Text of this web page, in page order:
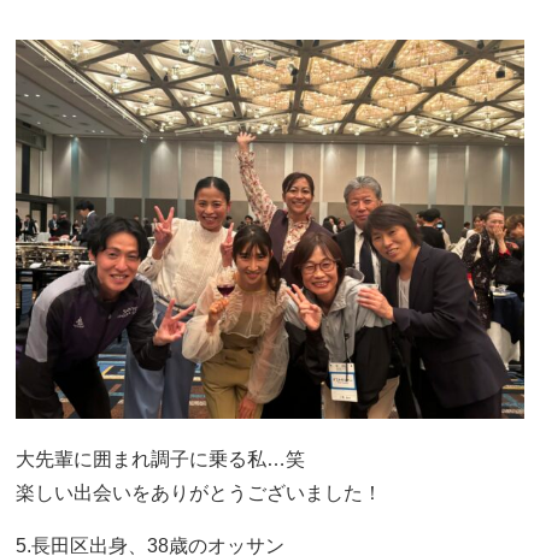
大先輩に囲まれ調子に乗る私…笑
楽しい出会いをありがとうございました！
5.長田区出身、38歳のオッサン